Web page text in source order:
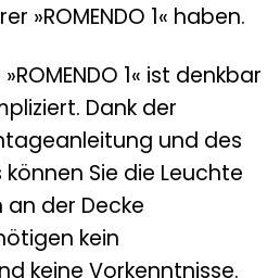
»ROMENDO 1« haben.
1« ist denkbar
Dank der
und des
Sie die Leuchte
der Decke
kein
keine Vorkenntnisse.